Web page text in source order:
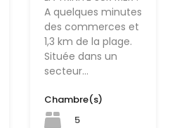
A quelques minutes
des commerces et
1,3 km de la plage.
Située dans un
secteur…
Chambre(s)
5